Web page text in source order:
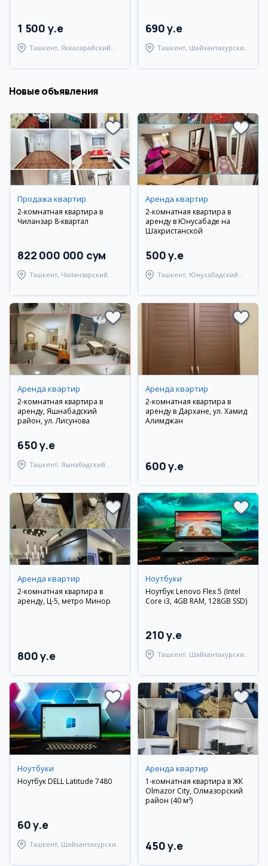
1 500 y.e
Ташкент, Яккасарайский
690 y.e
Ташкент, Шайхантахурский
Новые объявления
Продажа квартир
2-комнатная квартира в
Чиланзар 8-квартал
822 000 000 сум
Ташкент, Чиланзарский
Аренда квартир
2-комнатная квартира в
аренду в Юнусабаде на
Шахристанской
500 y.e
Ташкент, Юнусабадский
Аренда квартир
2-комнатная квартира в
аренду, Яшнабадский
район, ул. Лисунова
650 y.e
Ташкент, Яшнабадский
Аренда квартир
2-комнатная квартира в
аренду в Дархане, ул. Хамид
Алимджан
600 y.e
Аренда квартир
2-комнатная квартира в
аренду, Ц-5, метро Минор
800 y.e
Ноутбуки
Ноутбук Lenovo Flex 5 (Intel
Core i3, 4GB RAM, 128GB SSD)
210 y.e
Ташкент, Шайхантахурский
Ноутбуки
Ноутбук DELL Latitude 7480
60 y.e
Ташкент, Шайхантахурский
Аренда квартир
1-комнатная квартира в ЖК
Olmazor City, Олмазорский
район (40 м²)
450 y.e